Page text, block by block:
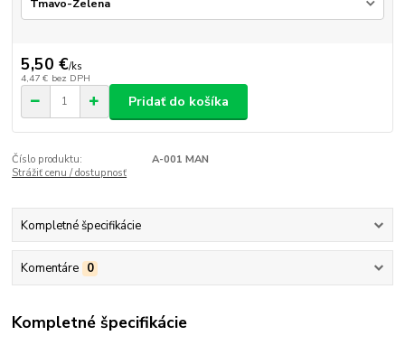
5,50 €/ks
4,47 € bez DPH
Pridať do košíka
Číslo produktu:
A-001 MAN
Strážiť cenu / dostupnosť
Kompletné špecifikácie
Komentáre 0
Kompletné špecifikácie